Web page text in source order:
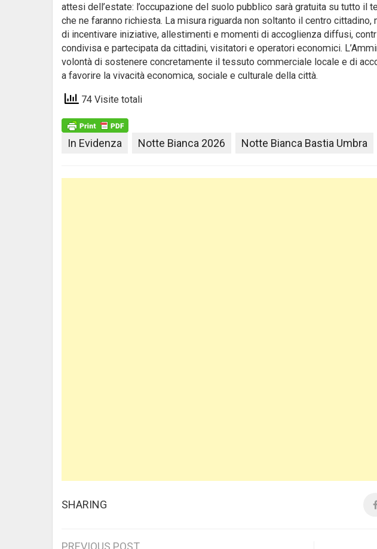
attesi dell’estate: l’occupazione del suolo pubblico sarà gratuita su tutto
che ne faranno richiesta. La misura riguarda non soltanto il centro cittadino,
di incentivare iniziative, allestimenti e momenti di accoglienza diffusi,
condivisa e partecipata da cittadini, visitatori e operatori economici.
volontà di sostenere concretamente il tessuto commerciale locale e di
a favorire la vivacità economica, sociale e culturale della città.
74 Visite totali
In Evidenza Notte Bianca 2026 Notte Bianca Bastia Umbra
SHARING
PREVIOUS POST